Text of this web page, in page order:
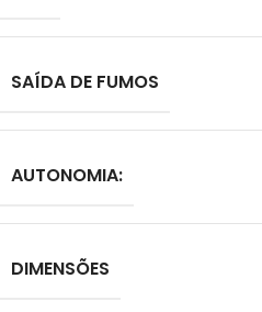
SAÍDA DE FUMOS
AUTONOMIA:
DIMENSÕES